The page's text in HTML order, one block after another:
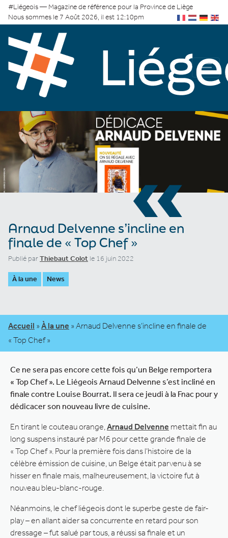
#Liégeois — Magazine de référence pour la Province de Liège
Nous sommes le 7 Août 2026, il est 12:10pm
«
Arnaud Delvenne s’incline en
finale de « Top Chef »
Publié parThiebaut Colot le 16 juin 2022
À la une News
Accueil » À la une » Arnaud Delvenne s’incline en finale de
« Top Chef »
Ce ne sera pas encore cette fois qu’un Belge remportera
« Top Chef ». Le Liégeois Arnaud Delvenne s’est incliné en
finale contre Louise Bourrat. Il sera ce jeudi à la Fnac pour y
dédicacer son nouveau livre de cuisine.
En tirant le couteau orange, Arnaud Delvenne mettait fin au
long suspens instauré par M6 pour cette grande finale de
« Top Chef ». Pour la première fois dans l’histoire de la
célèbre émission de cuisine, un Belge était parvenu à se
hisser en finale mais, malheureusement, la victoire fut à
nouveau bleu-blanc-rouge.
Néanmoins, le chef liégeois dont le superbe geste de fair-
play – en allant aider sa concurrente en retard pour son
dressage – fut salué par tous, a réussi sa finale et un